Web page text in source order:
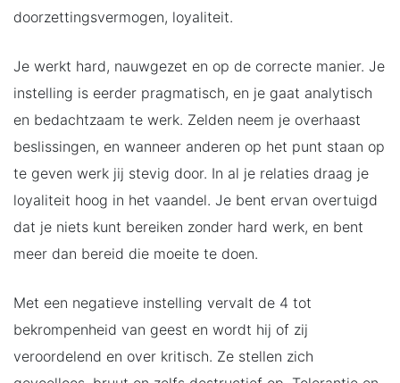
doorzettingsvermogen, loyaliteit.
Je werkt hard, nauwgezet en op de correcte manier. Je
instelling is eerder pragmatisch, en je gaat analytisch
en bedachtzaam te werk. Zelden neem je overhaast
beslissingen, en wanneer anderen op het punt staan op
te geven werk jij stevig door. In al je relaties draag je
loyaliteit hoog in het vaandel. Je bent ervan overtuigd
dat je niets kunt bereiken zonder hard werk, en bent
meer dan bereid die moeite te doen.
Met een negatieve instelling vervalt de 4 tot
bekrompenheid van geest en wordt hij of zij
veroordelend en over kritisch. Ze stellen zich